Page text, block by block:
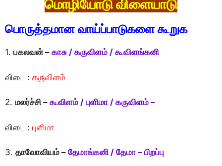
மொழியோடு விளையாடு
பொருத்தமான வாய்ப்பாடுகளை கூறுக
1. பகலவன் – காசு / கருவிளம் / கூவிளங்கனி
விடை : கருவிளம்
2. மலர்ச்சி – கூவிளம் / புளிமா / கருவிளம் –
விடை : புளிமா
3. தாவோவியம் – தேமாங்கனி / தேமா – பிறப்பு